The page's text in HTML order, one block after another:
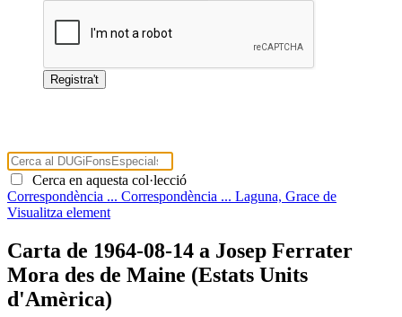
Cerca en aquesta col·lecció
Correspondència ... Correspondència ... Laguna, Grace de
Visualitza element
Carta de 1964-08-14 a Josep Ferrater
Mora des de Maine (Estats Units
d'Amèrica)